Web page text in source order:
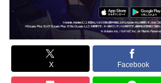
X Facebook